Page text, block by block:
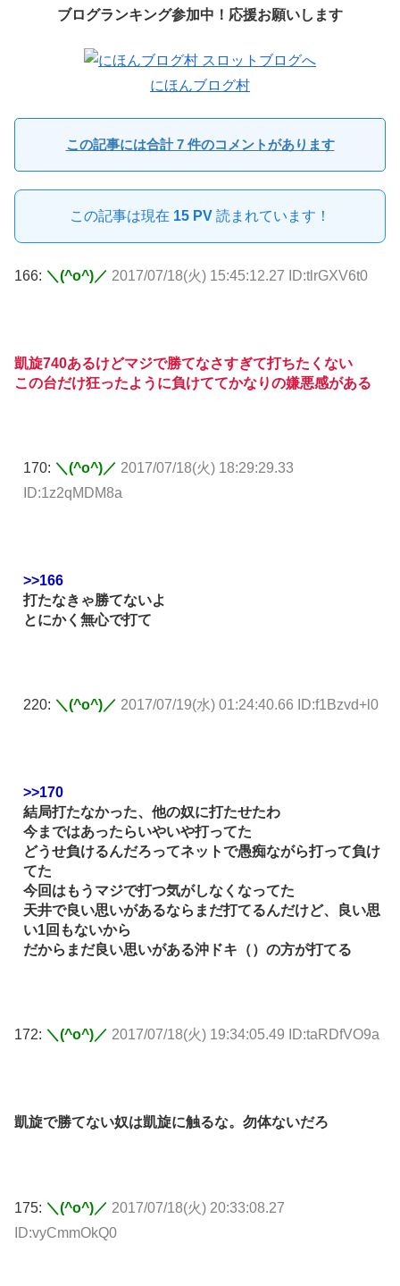
ブログランキング参加中！応援お願いします
にほんブログ村
この記事には合計 7 件のコメントがあります
この記事は現在 15 PV 読まれています！
166: ＼(^o^)／ 2017/07/18(火) 15:45:12.27 ID:tlrGXV6t0
凱旋740あるけどマジで勝てなさすぎて打ちたくない
この台だけ狂ったように負けててかなりの嫌悪感がある
170: ＼(^o^)／ 2017/07/18(火) 18:29:29.33
ID:1z2qMDM8a
>>166
打たなきゃ勝てないよ
とにかく無心で打て
220: ＼(^o^)／ 2017/07/19(水) 01:24:40.66 ID:f1Bzvd+l0
>>170
結局打たなかった、他の奴に打たせたわ
今まではあったらいやいや打ってた
どうせ負けるんだろってネットで愚痴ながら打って負け
てた
今回はもうマジで打つ気がしなくなってた
天井で良い思いがあるならまだ打てるんだけど、良い思
い1回もないから
だからまだ良い思いがある沖ドキ（）の方が打てる
172: ＼(^o^)／ 2017/07/18(火) 19:34:05.49 ID:taRDfVO9a
凱旋で勝てない奴は凱旋に触るな。勿体ないだろ
175: ＼(^o^)／ 2017/07/18(火) 20:33:08.27
ID:vyCmmOkQ0